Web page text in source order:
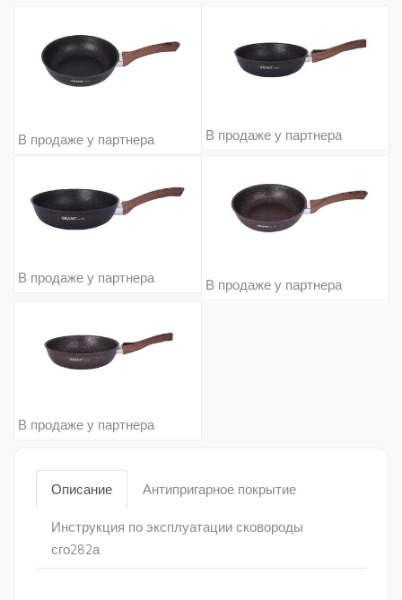
В продаже у партнера В продаже у партнера
В продаже у партнера
В продаже у партнера
В продаже у партнера
Описание Антипригарное покрытие
Инструкция по эксплуатации сковороды
сго282а